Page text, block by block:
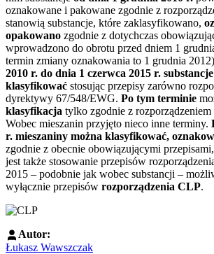
oznakowane i pakowane zgodnie z
stanowią substancje, które zaklasyfikowano,
opakowano zgodnie z dotychczas
wprowadzono do obrotu przed dniem 1
termin zmiany oznakowania to 1 grudnia
2010 r. do dnia 1 czerwca 2015 r. substancje
klasyfikować stosując przepisy zarówno
dyrektywy 67/548/EWG. Po tym terminie
klasyfikacja tylko zgodnie z rozporządzeniem
Wobec mieszanin przyjęto nieco inne terminy.
r. mieszaniny można klasyfikować,
zgodnie z obecnie obowiązującymi
jest także stosowanie przepisów
2015 – podobnie jak wobec substancji –
wyłącznie przepisów rozporządzenia CLP.
Autor:
Łukasz Wawszczak